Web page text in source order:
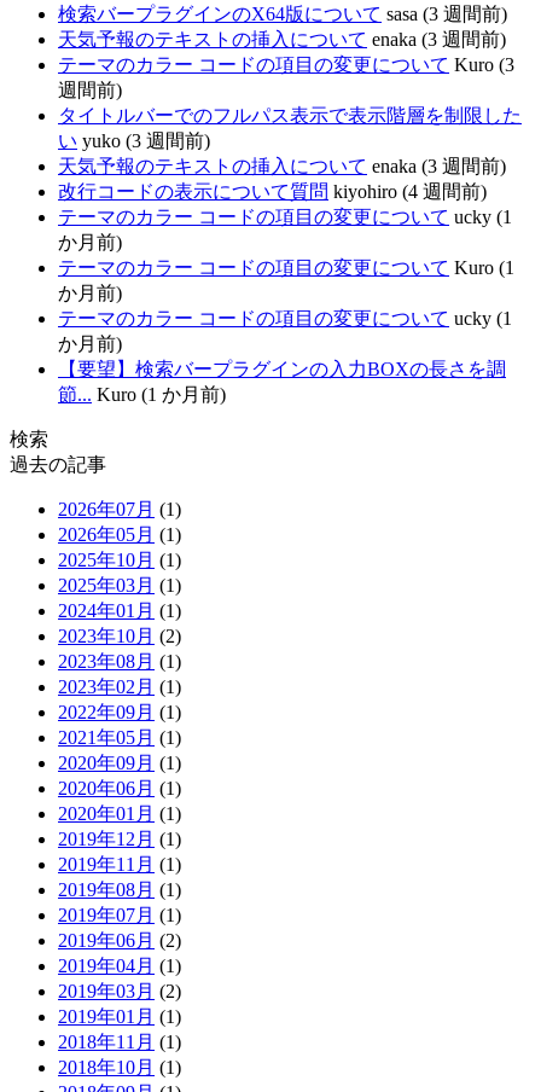
検索バープラグインのX64版について sasa (3 週間前)
天気予報のテキストの挿入について enaka (3 週間前)
テーマのカラー コードの項目の変更について Kuro (3
週間前)
タイトルバーでのフルパス表示で表示階層を制限した
い yuko (3 週間前)
天気予報のテキストの挿入について enaka (3 週間前)
改行コードの表示について質問 kiyohiro (4 週間前)
テーマのカラー コードの項目の変更について ucky (1
か月前)
テーマのカラー コードの項目の変更について Kuro (1
か月前)
テーマのカラー コードの項目の変更について ucky (1
か月前)
【要望】検索バープラグインの入力BOXの長さを調
節... Kuro (1 か月前)
検索
過去の記事
2026年07月 (1)
2026年05月 (1)
2025年10月 (1)
2025年03月 (1)
2024年01月 (1)
2023年10月 (2)
2023年08月 (1)
2023年02月 (1)
2022年09月 (1)
2021年05月 (1)
2020年09月 (1)
2020年06月 (1)
2020年01月 (1)
2019年12月 (1)
2019年11月 (1)
2019年08月 (1)
2019年07月 (1)
2019年06月 (2)
2019年04月 (1)
2019年03月 (2)
2019年01月 (1)
2018年11月 (1)
2018年10月 (1)